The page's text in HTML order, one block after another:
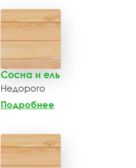
Сосна и ель
Недорого
Подробнее